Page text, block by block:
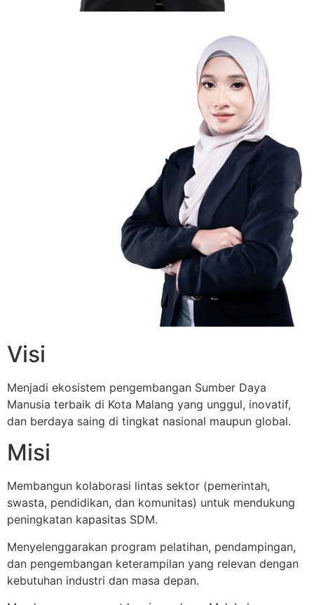
Visi
Menjadi ekosistem pengembangan Sumber Daya
Manusia terbaik di Kota Malang yang unggul, inovatif,
dan berdaya saing di tingkat nasional maupun global.
Misi
Membangun kolaborasi lintas sektor (pemerintah,
swasta, pendidikan, dan komunitas) untuk mendukung
peningkatan kapasitas SDM.
Menyelenggarakan program pelatihan, pendampingan,
dan pengembangan keterampilan yang relevan dengan
kebutuhan industri dan masa depan.